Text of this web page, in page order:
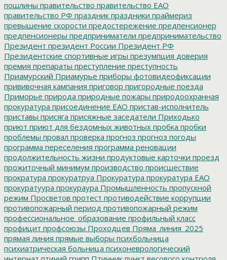
пошлины правительство правительство ЕАО
правительство РФ праздник праздники праймериз
превышение скорости предостережение предпенсионер
предпенсионеры предприниматели предпринимательство
Президент президент России Президент РФ
Президентские спортивные игры презумпция доверия
премия препараты преступление преступность
Приамурский Приамурье приборы фотовидеофиксации
прививочная кампания приговор пригородные поезда
Приморье природа природные пожары природоохранная
прокуратура присоединение ЕАО пристав-исполнитель
приставы присяга присяжные заседатели Приходько
приют приют для бездомных животных пробка пробки
проблемы провал проверка прогноз прогноз погоды
программа переселения программа реновации
продолжительность жизни продуктовые карточки проезд
прожиточный минимум производство происшествие
прократура прокуратруа Прокуратура прокуратура ЕАО
прокуратуура прокураура Промышленность пропускной
режим Просветов протест противодействие коррупции
противопожарный период противопожарный режим
профессиональное_образование профильный класс
профицит профсоюзы Проходцев Пряма_линия_2025
прямая линия прямые выборы психбольница
психиатрическая больница психоневрологический